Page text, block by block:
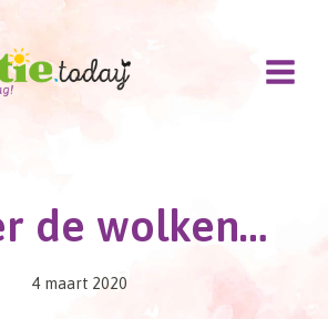
de wolken…
4 maart 2020